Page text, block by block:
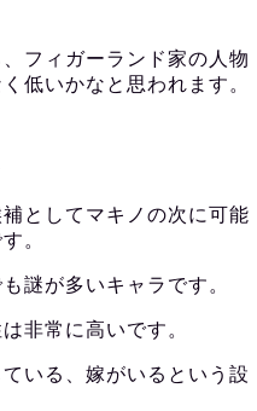
フィガーランド家の人物
低いかなと思われます。
としてマキノの次に可能
。
謎が多いキャラです。
非常に高いです。
いる、嫁がいるという設